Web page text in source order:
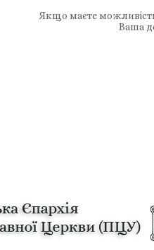
Якщо маєте
Ваша